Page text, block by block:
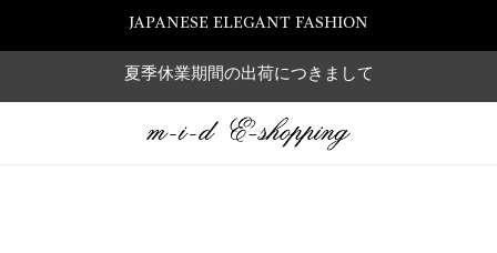
JAPANESE ELEGANT FASHION
夏季休業期間の出荷につきまして